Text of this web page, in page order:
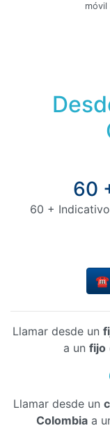
móvil
60
60 +
☎️
Llamar desde un
a un fijo
Llamar desde un
Colombiaa